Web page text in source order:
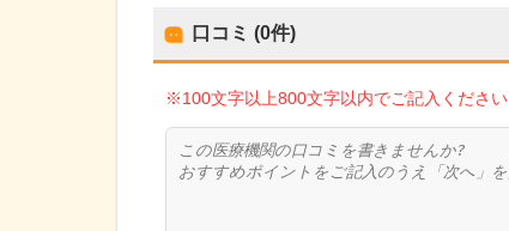
口コミ (0件)
※100文字以上800文字以内でご記入ください